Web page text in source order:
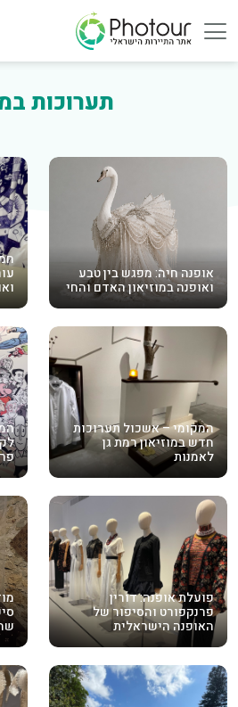
תערוכות
אופנה חיה: מפגש בין טבע
ואופנה במוזיאון האדם והחי
המקומי – אשכול תערוכות
חדש במוזיאון רמת גן
לאמנות
פועלת אופנה: דורין
פרנקפורט והסיפור של
האופנה הישראלית